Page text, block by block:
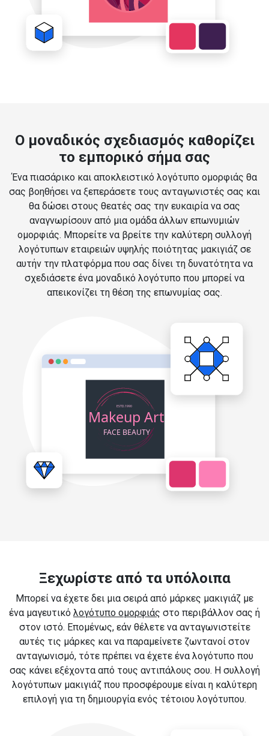
Ο μοναδικός σχεδιασμός καθορίζει
το εμπορικό σήμα σας
Ένα πιασάρικο και αποκλειστικό λογότυπο ομορφιάς θα
σας βοηθήσει να ξεπεράσετε τους ανταγωνιστές σας και
θα δώσει στους θεατές σας την ευκαιρία να σας
αναγνωρίσουν από μια ομάδα άλλων επωνυμιών
ομορφιάς. Μπορείτε να βρείτε την καλύτερη συλλογή
λογότυπων εταιρειών υψηλής ποιότητας μακιγιάζ σε
αυτήν την πλατφόρμα που σας δίνει τη δυνατότητα να
σχεδιάσετε ένα μοναδικό λογότυπο που μπορεί να
απεικονίζει τη θέση της επωνυμίας σας.
Ξεχωρίστε από τα υπόλοιπα
Μπορεί να έχετε δει μια σειρά από μάρκες μακιγιάζ με
ένα μαγευτικό λογότυπο ομορφιάς στο περιβάλλον σας ή
στον ιστό. Επομένως, εάν θέλετε να ανταγωνιστείτε
αυτές τις μάρκες και να παραμείνετε ζωντανοί στον
ανταγωνισμό, τότε πρέπει να έχετε ένα λογότυπο που
σας κάνει εξέχοντα από τους αντιπάλους σου. Η συλλογή
λογότυπων μακιγιάζ που προσφέρουμε είναι η καλύτερη
επιλογή για τη δημιουργία ενός τέτοιου λογότυπου.